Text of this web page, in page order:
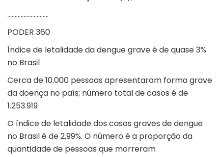
……………………….
PODER 360
Índice de letalidade da dengue grave é de quase 3%
no Brasil
Cerca de 10.000 pessoas apresentaram forma grave
da doença no país; número total de casos é de
1.253.919
O índice de letalidade dos casos graves de dengue
no Brasil é de 2,99%. O número é a proporção da
quantidade de pessoas que morreram